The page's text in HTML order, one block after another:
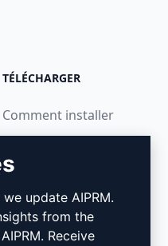
TÉLÉCHARGER
Comment installer
update AIPRM.
from the
Receive